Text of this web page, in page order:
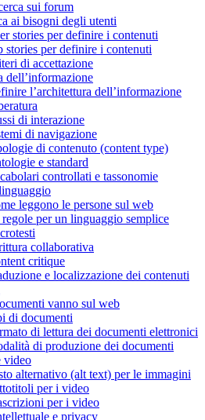
sui forum
ai bisogni degli utenti
stories per definire i contenuti
stories per definire i contenuti
di accettazione
dell’informazione
l’architettura dell’informazione
di interazione
di navigazione
di contenuto (content type)
e standard
controllati e tassonomie
leggono le persone sul web
per un linguaggio semplice
collaborativa
critique
e localizzazione dei contenuti
vanno sul web
di documenti
di lettura dei documenti elettronici
di produzione dei documenti
video
alternativo (alt text) per le immagini
per i video
per i video
e privacy